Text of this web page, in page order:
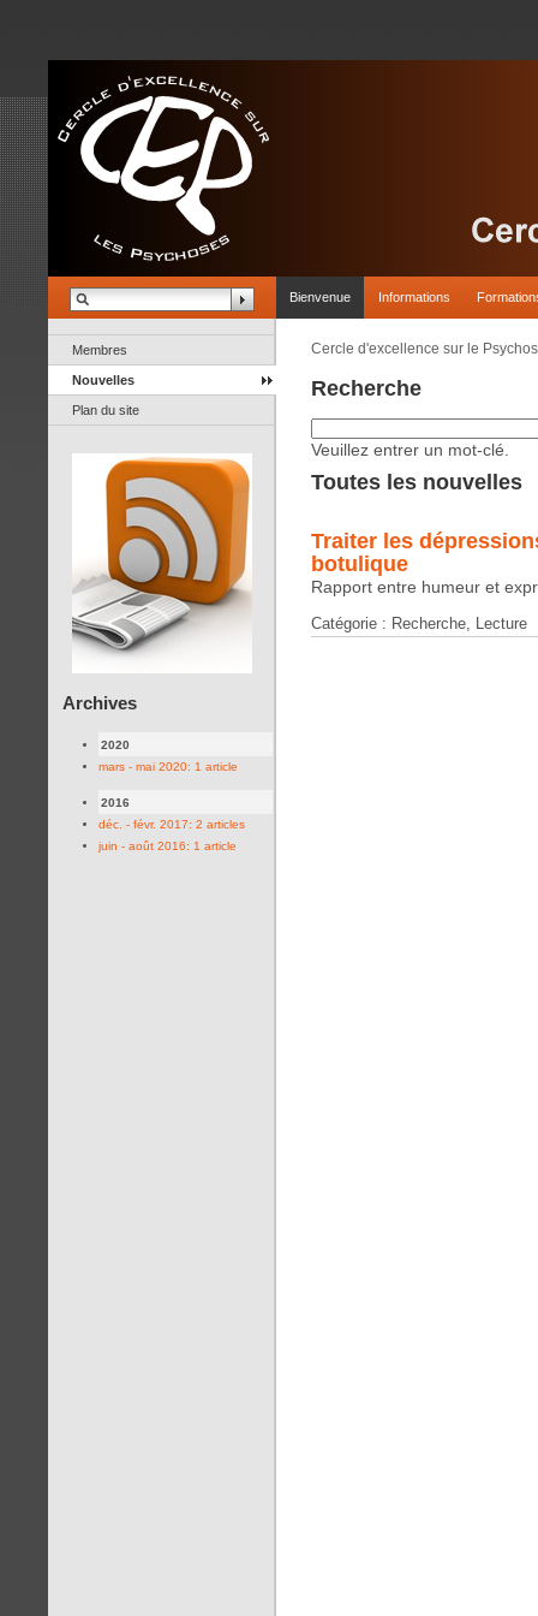
Bienvenue Informations
Membres
Nouvelles
Plan du site
Archives
2020
mars - mai 2020: 1 article
2016
déc. - févr. 2017: 2 articles
juin - août 2016: 1 article
Cercle d'excellence sur le
Recherche
Veuillez entrer un mot-clé.
Toutes les nouvelles
Traiter les
botulique
Rapport entre humeur et
Catégorie : Recherche, Lecture